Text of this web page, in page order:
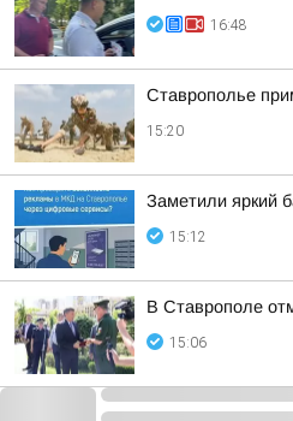
16:48
Ставрополье
15:20
Заметили яркий
15:12
В Ставрополе
15:06